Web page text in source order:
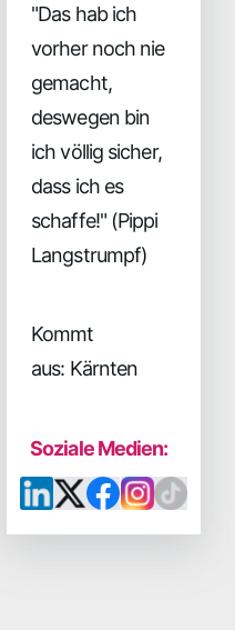
"Das hab ich
vorher noch nie
gemacht,
deswegen bin
ich völlig sicher,
dass ich es
schaffe!" (Pippi
Langstrumpf)
Kommt
aus: Kärnten
Soziale Medien: